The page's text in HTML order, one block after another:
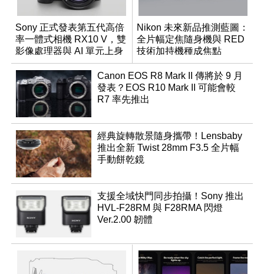
Sony 正式發表第五代高倍
率一體式相機 RX10 V，雙
影像處理器與 AI 單元上身
Nikon 未來新品推測藍圖：
全片幅定焦隨身機與 RED
技術加持機種成焦點
Canon EOS R8 Mark II 傳將於 9 月
發表？EOS R10 Mark II 可能會較
R7 率先推出
經典旋轉散景隨身攜帶！Lensbaby
推出全新 Twist 28mm F3.5 全片幅
手動餅乾鏡
支援全域快門同步拍攝！Sony 推出
HVL-F28RM 與 F28RMA 閃燈
Ver.2.00 韌體